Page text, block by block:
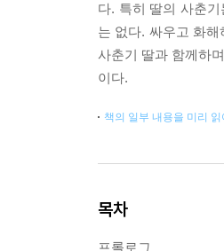
다. 특히 딸의 사춘
는 없다. 싸우고 화
사춘기 딸과 함께하
이다.
책의 일부 내용을 미리
목차
프롤로그